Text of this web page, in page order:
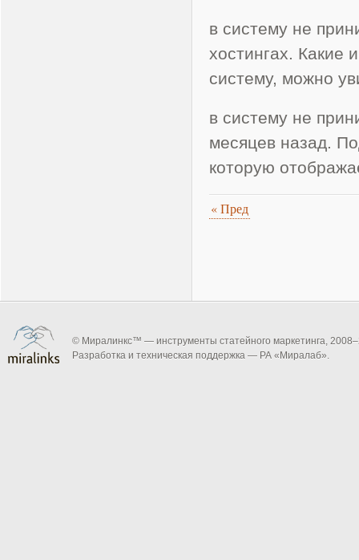
в систему не
хостингах. Какие
систему, можно
в систему не
месяцев назад.
которую
«Пред
© Миралинкс™ — инструменты статейного маркетинга, 2008–
Разработка и техническая поддержка — РА «Миралаб».